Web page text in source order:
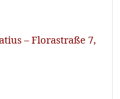
– Florastraße 7,